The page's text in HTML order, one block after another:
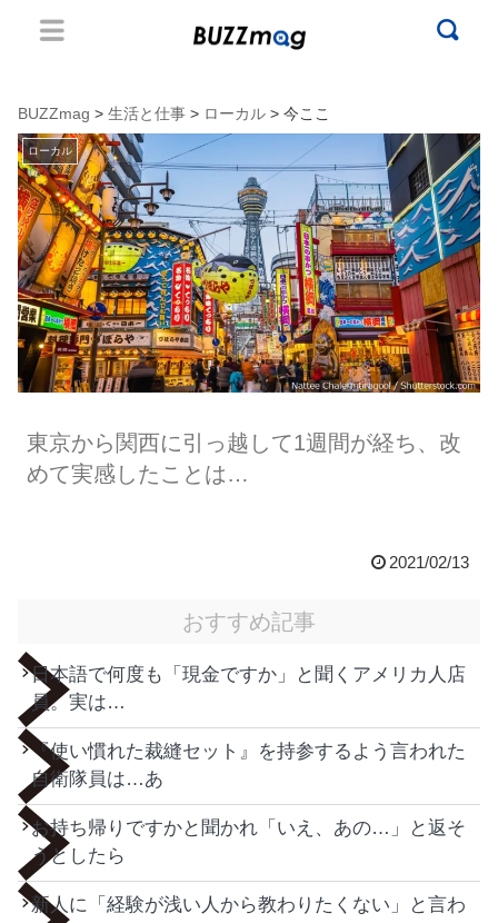
BUZZmag > 生活と仕事 > ローカル > 今ここ
ローカル
東京から関西に引っ越して1週間が経ち、改
めて実感したことは…
2021/02/13
おすすめ記事
日本語で何度も「現金ですか」と聞くアメリカ人店
員。実は…
『使い慣れた裁縫セット』を持参するよう言われた
自衛隊員は…あ
お持ち帰りですかと聞かれ「いえ、あの…」と返そ
うとしたら
新人に「経験が浅い人から教わりたくない」と言わ